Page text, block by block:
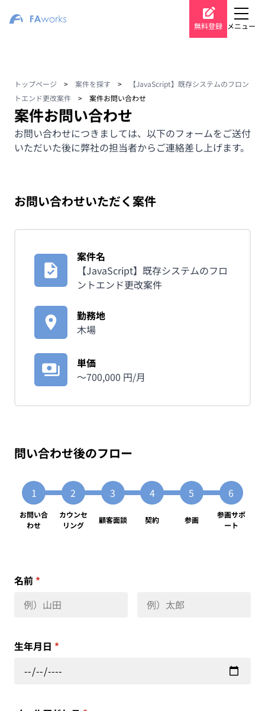
無料登録 メニュー
トップページ > 案件を探す >
【JavaScript】既存システムのフロン
トエンド更改案件
> 案件お問い合わせ
案件お問い合わせ
お問い合わせにつきましては、以下のフォームをご送付
いただいた後に弊社の担当者からご連絡差し上げます。
お問い合わせいただく案件
案件名
【JavaScript】既存システムのフロ
ントエンド更改案件
勤務地
木場
単価
〜700,000 円/月
問い合わせ後のフロー
お問い合
わせ
カウンセ
リング
顧客面談 契約 参画
参画サポ
ート
名前 *
生年月日 *